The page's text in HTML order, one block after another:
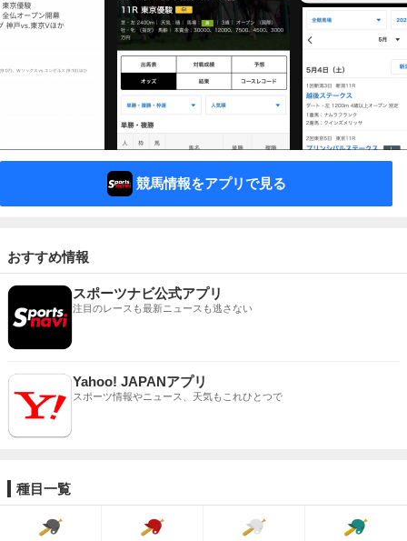
競馬情報をアプリで見る
おすすめ情報
スポーツナビ公式アプリ
注目のレースも最新ニュースも逃さない
Yahoo! JAPANアプリ
スポーツ情報やニュース、天気もこれひとつで
種目一覧